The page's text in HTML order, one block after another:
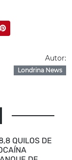
Autor:
Londrina News
QUILOS DE